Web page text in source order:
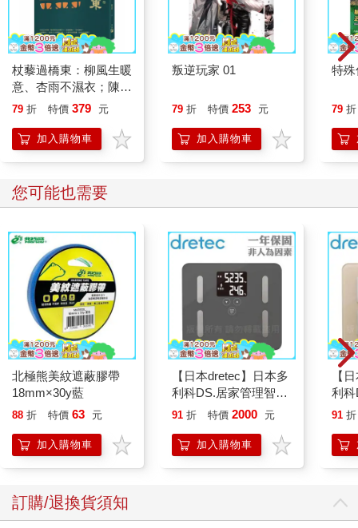
杖藜過橋東：柳風生暖
意、杏雨不濕衣；陳亮
恭談以心轉境的適齡漫
79 折 特價 379 元
加入購物車
叛逆玩家 01
79 折 特價 253 元
加入購物車
特
79 折
您可能也需要
北極熊美紋遮蔽膠帶
18mm×30y藍
88 折 特價 63 元
加入購物車
【日本dretec】日本多
利科DS.居家管理智能
四合一體重體脂計-珊
91 折 特價 2000 元
加入購物車
【
利
四
91 折
訂購/退換貨須知